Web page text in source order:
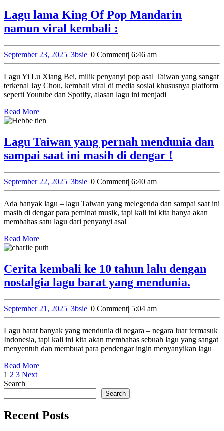
sudah
memiliki
usia
yang
rentan
:
Lagu lama King Of Pop Mandarin
namun viral kembali :
King
Pop
Mandarin
kembali
:
September 23, 2025September
23,
2025
| 3bsie3bsie
| 0 Comment| 6:46 am
Lagu Yi Lu Xiang Bei, milik penyanyi pop asal Taiwan yang sangat
terkenal Jay Chou, kembali viral di media sosial khususnya platform
seperti Youtube dan Spotify, alasan lagu ini menjadi
Read MoreRead
More
Lagu Taiwan yang pernah mendunia dan
sampai saat ini masih di dengar !
mendunia
ini
masih
di
dengar
!
September 22, 2025September
22,
2025
| 3bsie3bsie
| 0 Comment| 6:40 am
Ada banyak lagu – lagu Taiwan yang melegenda dan sampai saat ini
masih di dengar para peminat musik, tapi kali ini kita hanya akan
membahas satu lagu dari penyanyi asal
Read MoreRead
More
Cerita kembali ke 10 tahun lalu dengan
nostalgia lagu barat yang mendunia.
10
tahun
lalu
September 21, 2025September
21,
| 3bsie3bsie
| 0 Comment| 5:04 am
Lagu barat banyak yang mendunia di negara – negara luar termasuk
Indonesia, tapi kali ini kita akan membahas sebuah lagu yang sangat
menyentuh dan membuat para pendengar ingin menyanyikan lagu
Read MoreRead
Posts
pagination
1 2 3 Next
Search
Search
Recent Posts